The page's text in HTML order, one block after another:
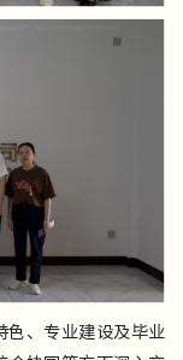
色、专业建设及毕业